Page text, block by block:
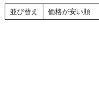
並び替え 価格が安い順